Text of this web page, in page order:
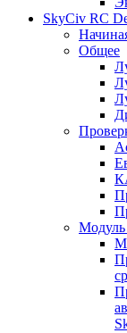
SkyCiv RC
Общее
Модуль